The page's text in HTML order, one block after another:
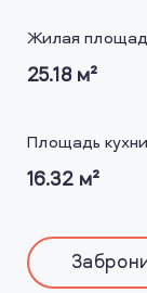
Жилая
25.18м²
Площадь
16.32м²